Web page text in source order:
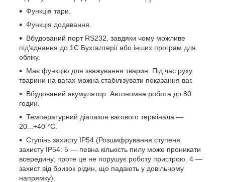
Функція тари.
Функція додавання.
Вбудований порт RS232, завдяки чому можливе
під'єднання до 1С Бухгалтерії або інших програм для
обліку.
Має функцію для зважування тварин. Під час руху
тварини на вагах можна стабілізувати показання ваг.
Вбудований акумулятор. Автономна робота до 80
годин.
Температурний діапазон вагового термінала —
20...+40 °C.
Ступінь захисту IP54 (Розшифрування ступеня
захисту IP54: 5 — певна кількість пилу може проникати
всередину, проте це не порушує роботу пристрою. 4 —
захист від бризок рідин, що падають у довільному
напрямку).